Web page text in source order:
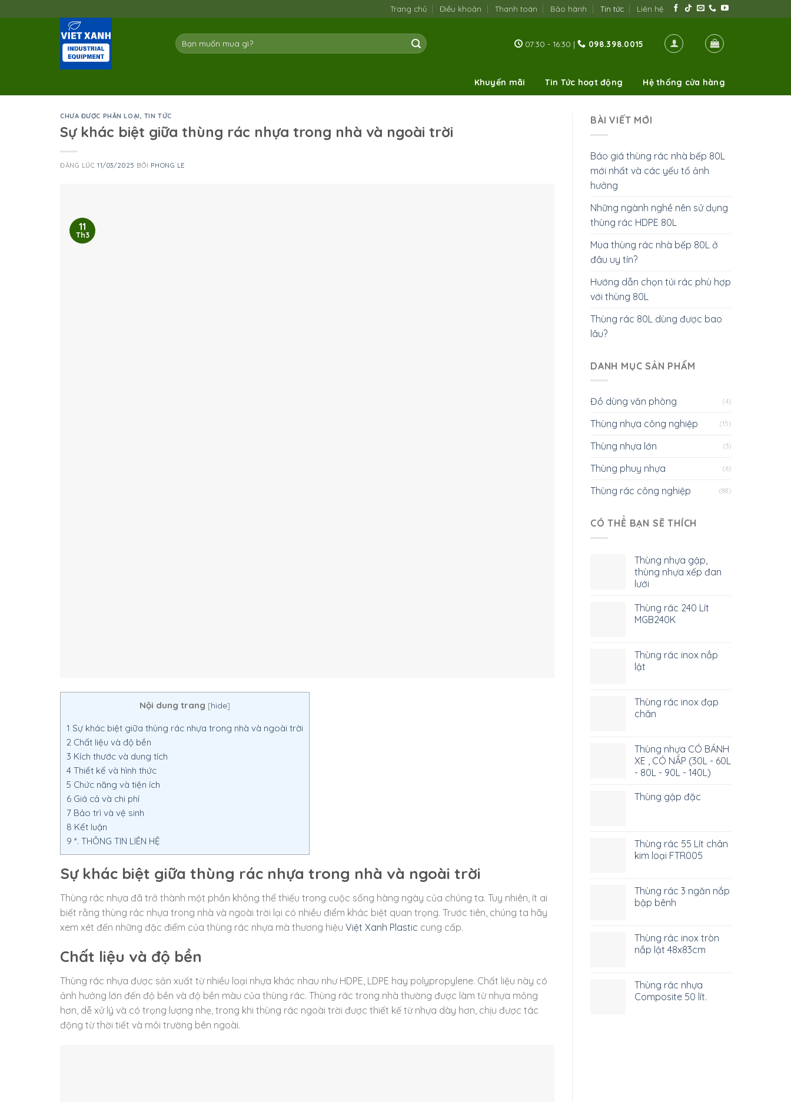
to
Trang chủ Điều khoản Thanh toán Bảo hành Tin tức Liên hệ
Tìm
kiếm:
07:30 - 16:30 | 098.398.0015
Khuyến mãi Tin Tức hoạt động Hệ thống cửa hàng
CHƯA ĐƯỢC PHÂN LOẠI, TIN TỨC
Sự khác biệt giữa thùng rác nhựa trong nhà và ngoài trời
ĐĂNG LÚC11/03/2025 BỞI PHONG LE
11
Th3
Nội dung trang [hide]
1 Sự khác biệt giữa thùng rác nhựa trong nhà và ngoài trời
2 Chất liệu và độ bền
3 Kích thước và dung tích
4 Thiết kế và hình thức
5 Chức năng và tiện ích
6 Giá cả và chi phí
7 Bảo trì và vệ sinh
8 Kết luận
9 *. THÔNG TIN LIÊN HỆ
Sự khác biệt giữa thùng rác nhựa trong nhà và ngoài trời
Thùng rác nhựa đã trở thành một phần không thể thiếu trong cuộc sống hàng ngày của chúng ta. Tuy nhiên, ít ai
biết rằng thùng rác nhựa trong nhà và ngoài trời lại có nhiều điểm khác biệt quan trọng. Trước tiên, chúng ta hãy
xem xét đến những đặc điểm của thùng rác nhựa mà thương hiệu Việt Xanh Plastic cung cấp.
Chất liệu và độ bền
Thùng rác nhựa được sản xuất từ nhiều loại nhựa khác nhau như HDPE, LDPE hay polypropylene. Chất liệu này có
ảnh hưởng lớn đến độ bền và độ bền màu của thùng rác. Thùng rác trong nhà thường được làm từ nhựa mỏng
hơn, dễ xử lý và có trọng lượng nhẹ, trong khi thùng rác ngoài trời được thiết kế từ nhựa dày hơn, chịu được tác
động từ thời tiết và môi trường bên ngoài.
BÀI VIẾT MỚI
Báo giá thùng rác nhà bếp 80L
mới nhất và các yếu tố ảnh
hưởng
Những ngành nghề nên sử dụng
thùng rác HDPE 80L
Mua thùng rác nhà bếp 80L ở
đâu uy tín?
Hướng dẫn chọn túi rác phù hợp
với thùng 80L
Thùng rác 80L dùng được bao
lâu?
DANH MỤC SẢN PHẨM
Đồ dùng văn phòng (4)
Thùng nhựa công nghiệp (15)
Thùng nhựa lớn (3)
Thùng phuy nhựa (6)
Thùng rác công nghiệp (88)
CÓ THỂ BẠN SẼ THÍCH
Thùng nhựa gập,
thùng nhựa xếp đan
lưới
Thùng rác 240 Lít
MGB240K
Thùng rác inox nắp
lật
Thùng rác inox đạp
chân
Thùng nhựa CÓ BÁNH
XE , CÓ NẮP (30L - 60L
- 80L - 90L - 140L)
Thùng gập đặc
Thùng rác 55 Lít chân
kim loại FTR005
Thùng rác 3 ngăn nắp
bập bênh
Thùng rác inox tròn
nắp lật 48x83cm
Thùng rác nhựa
Composite 50 lít.